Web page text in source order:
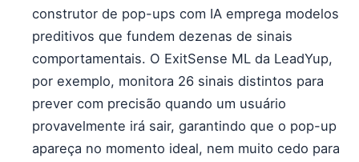
construtor de pop-ups com IA emprega modelos
preditivos que fundem dezenas de sinais
comportamentais. O ExitSense ML da LeadYup,
por exemplo, monitora 26 sinais distintos para
prever com precisão quando um usuário
provavelmente irá sair, garantindo que o pop-up
apareça no momento ideal, nem muito cedo para